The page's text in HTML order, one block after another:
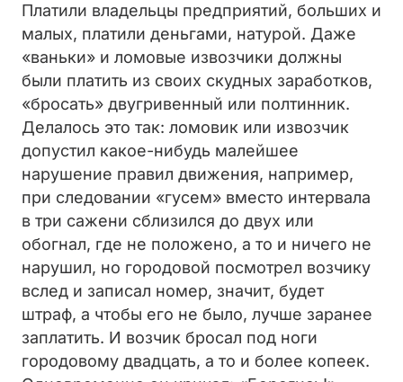
Платили владельцы предприятий, больших и
малых, платили деньгами, натурой. Даже
«ваньки» и ломовые извозчики должны
были платить из своих скудных заработков,
«бросать» двугривенный или полтинник.
Делалось это так: ломовик или извозчик
допустил какое-нибудь малейшее
нарушение правил движения, например,
при следовании «гусем» вместо интервала
в три сажени сблизился до двух или
обогнал, где не положено, а то и ничего не
нарушил, но городовой посмотрел возчику
вслед и записал номер, значит, будет
штраф, а чтобы его не было, лучше заранее
заплатить. И возчик бросал под ноги
городовому двадцать, а то и более копеек.